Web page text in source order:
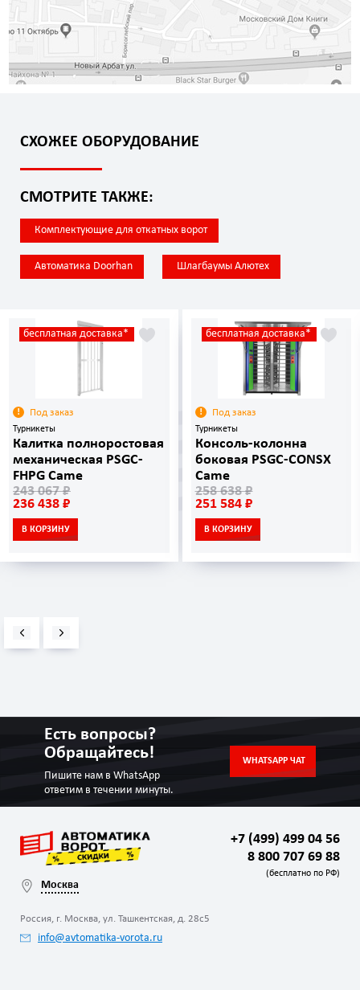
СХОЖЕЕ ОБОРУДОВАНИЕ
СМОТРИТЕ ТАКЖЕ:
Комплектующие для откатных ворот
Автоматика Doorhan Шлагбаумы Алютех
бесплатная доставка*
Под заказ
Турникеты
Калитка полноростовая
механическая PSGC-
FHPG Came
243 067 ₽
236 438 ₽
В КОРЗИНУ
бесплатная доставка*
Под заказ
Турникеты
Консоль-колонна
боковая PSGC-CONSX
Came
258 638 ₽
251 584 ₽
В КОРЗИНУ
Есть вопросы?
Обращайтесь!
Пишите нам в WhatsApp
ответим в течении минуты.
WHATSAPP ЧАТ
Москва
Россия, г. Москва, ул. Ташкентская, д. 28с5
info@avtomatika-vorota.ru
+7 (499) 499 04 56
8 800 707 69 88
(бесплатно по РФ)